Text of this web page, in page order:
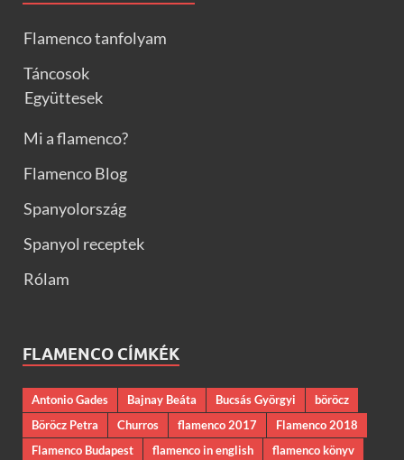
Flamenco tanfolyam
Táncosok
Együttesek
Mi a flamenco?
Flamenco Blog
Spanyolország
Spanyol receptek
Rólam
FLAMENCO CÍMKÉK
Antonio Gades Bajnay Beáta Bucsás Györgyi
böröcz
Böröcz Petra
Churros flamenco 2017
Flamenco 2018
Flamenco Budapest
flamenco in english
flamenco könyv